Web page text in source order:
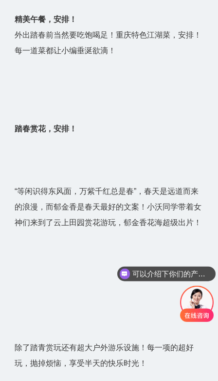
精美午餐，安排！
外出踏春前当然要吃饱喝足！重庆特色江湖菜，安排！
每一道菜都让小编垂涎欲滴！
踏春赏花，安排！
“等闲识得东风面，万紫千红总是春”，春天是远道而来
的浪漫，而郁金香是春天最好的文案！小沃同学带着女
神们来到了云上田园赏花游玩，郁金香花海超级出片！
除了踏青赏玩还有超大户外游乐设施！每一项的超好
玩，抛掉烦恼，享受半天的快乐时光！
可以介绍下你们的产品么？